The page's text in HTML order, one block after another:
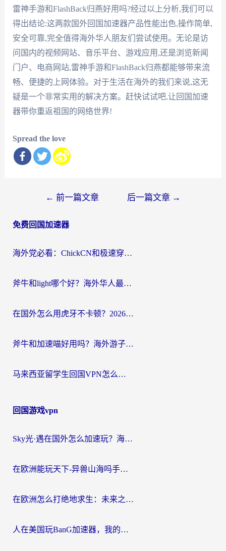
雷神手游和FlashBack归燕好用吗?经过以上分析,我们可以
得出结论:这两款国外回国加速器产品性能出色,操作简单,
安全可靠,完全值得海外华人朋友们尝试使用。无论是访
问国内的视频网站、音乐平台、游戏应用,还是浏览新闻
门户、电商网站,雷神手游和FlashBack归燕都能够带来流
畅、便捷的上网体验。对于生活在海外的我们来说,这无
疑是一个非常实用的解决方案。赶快试试吧,让回国加速
器带你重返祖国的网络世界!
Spread the love
导
← 前一篇文章 后一篇文章 →
免费回国加速器
海外党必看：ChickCN和极速穿梭VPN好用吗？3招教你选对回国加速器无缝刷国内资源
斧牛和light哪个好？海外华人最关心的回国加速器选择难题，一篇讲透
在国外怎么用虎牙不卡顿？2026海外华人亲测有效的回国加速器选择指南
斧牛和加速喵好用吗？海外游子的真实选择困境
马来西亚留学生回国VPN怎么选？3个避坑点+1款实测好用的加速器推荐
回国游戏vpn
Sky光·遇在国外怎么加速玩？海外党亲测有效的国服游戏加速指南
在欧洲能玩天下-异兽山海吗手游？海外玩家的加速器生存指南
在欧洲怎么打绝地求生：未来之役不卡？留学生亲测的加速器避坑指南
人在美国玩BanG加速器，我的延迟终于绿了